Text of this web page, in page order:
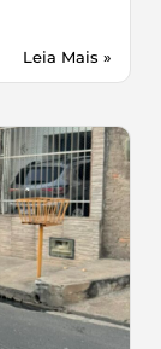
Leia Mais »